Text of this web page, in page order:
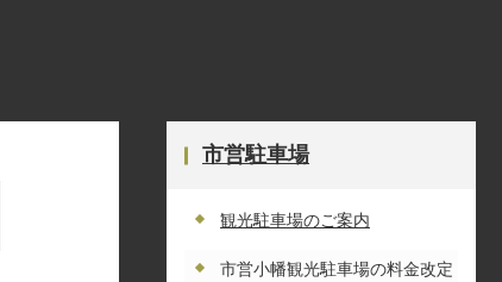
市営駐車場
観光駐車場のご案内
市営小幡観光駐車場の料金改定